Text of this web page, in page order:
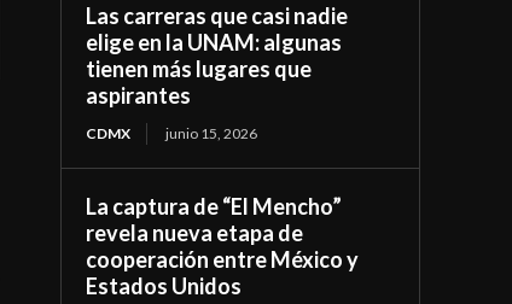
Las carreras que casi nadie
elige en la UNAM: algunas
tienen más lugares que
aspirantes
CDMX junio 15, 2026
La captura de “El Mencho”
revela nueva etapa de
cooperación entre México y
Estados Unidos